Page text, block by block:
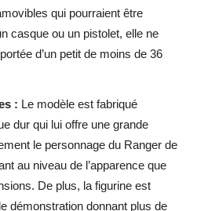
qui pourraient être
casque ou un pistolet, elle ne
d’un petit de moins de 36
: Le modèle est fabriqué
dur qui lui offre une grande
le personnage du Ranger de
au niveau de l’apparence que
De plus, la figurine est
démonstration donnant plus de